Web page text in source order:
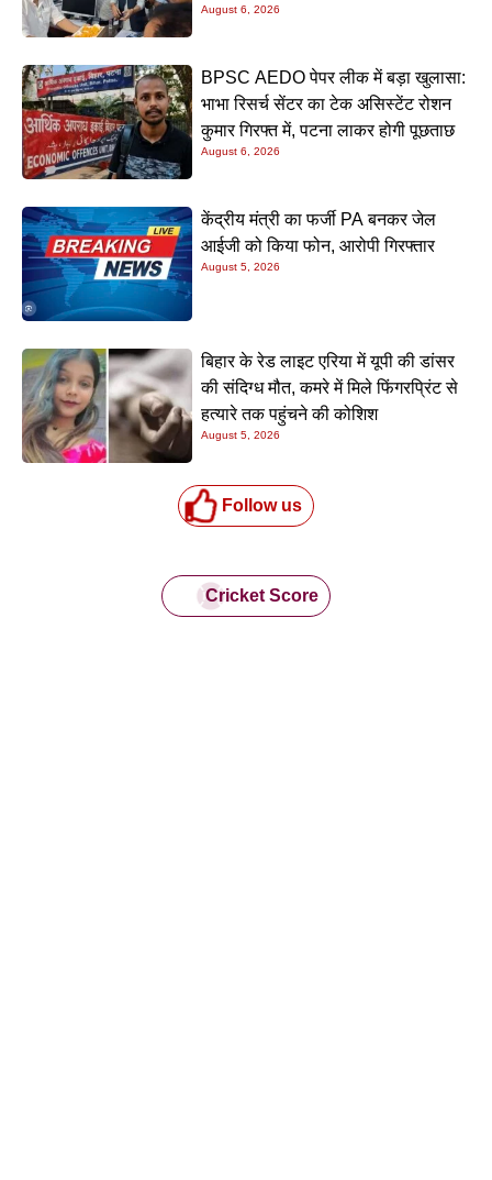
August 6, 2026
BPSC AEDO पेपर लीक में बड़ा खुलासा:
भाभा रिसर्च सेंटर का टेक असिस्टेंट रोशन
कुमार गिरफ्त में, पटना लाकर होगी पूछताछ
August 6, 2026
केंद्रीय मंत्री का फर्जी PA बनकर जेल
आईजी को किया फोन, आरोपी गिरफ्तार
August 5, 2026
बिहार के रेड लाइट एरिया में यूपी की डांसर
की संदिग्ध मौत, कमरे में मिले फिंगरप्रिंट से
हत्यारे तक पहुंचने की कोशिश
August 5, 2026
Follow us
Cricket Score